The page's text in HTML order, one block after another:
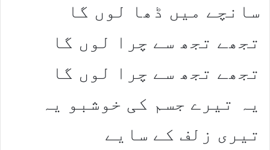
سانچے میں ڈھا لوں گا
تجھے تجھ سے چرا لوں گا
تجھے تجھ سے چرا لوں گا
یہ تیرے جسم کی خوشبو یہ
تیری زلف کے سایے